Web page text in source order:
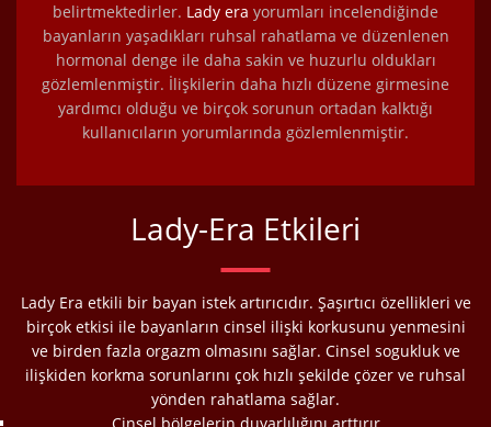
belirtmektedirler. Lady era yorumları incelendiğinde
bayanların yaşadıkları ruhsal rahatlama ve düzenlenen
hormonal denge ile daha sakin ve huzurlu oldukları
gözlemlenmiştir. İlişkilerin daha hızlı düzene girmesine
yardımcı olduğu ve birçok sorunun ortadan kalktığı
kullanıcıların yorumlarında gözlemlenmiştir.
Lady-Era Etkileri
Lady Era etkili bir bayan istek artırıcıdır. Şaşırtıcı özellikleri ve
birçok etkisi ile bayanların cinsel ilişki korkusunu yenmesini
ve birden fazla orgazm olmasını sağlar. Cinsel sogukluk ve
ilişkiden korkma sorunlarını çok hızlı şekilde çözer ve ruhsal
yönden rahatlama sağlar.